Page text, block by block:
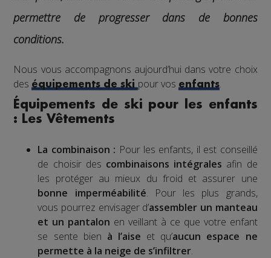
permettre de progresser dans de bonnes
conditions.
Nous vous accompagnons aujourd’hui dans votre choix
deséquipements de ski pour vosenfants.
Équipements de ski pour les enfants
: Les Vêtements
La combinaison : Pour les enfants, il est conseillé
de choisir des combinaisons intégrales afin de
les protéger au mieux du froid et assurer une
bonne imperméabilité. Pour les plus grands,
vous pourrez envisager d’assembler un manteau
et un pantalon en veillant à ce que votre enfant
se sente bien à l’aise et qu’aucun espace ne
permette à la neige de s’infiltrer.